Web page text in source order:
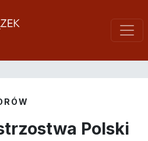
Polski